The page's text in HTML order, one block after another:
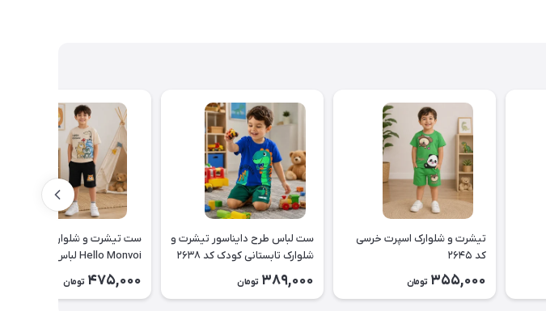
تیشرت و شلوارک اسپرت خرسی
کد ۲۶۴۵
355,000 تومان
ست لباس طرح دایناسور تیشرت و
شلوارک تابستانی کودک کد ۲۶۳۸
389,000 تومان
ست تیشرت و شلوارک پسرانه
Hello Monvoi لباس راحتی
بچه‌گانه نخی کد ۲۶۲۹
475,000 تومان